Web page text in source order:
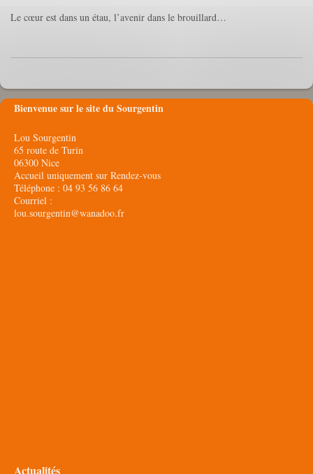
Le cœur est dans un étau, l’avenir dans le brouillard…
Bienvenue sur le site du Sourgentin
Lou Sourgentin
65 route de Turin
06300 Nice
Accueil uniquement sur Rendez-vous
Téléphone : 04 93 56 86 64
Courriel :
lou.sourgentin@wanadoo.fr
Actualités